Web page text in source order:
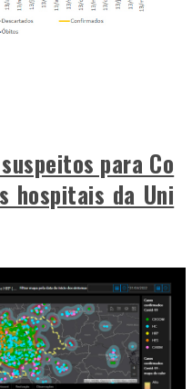
para Co
hospitais da Uni